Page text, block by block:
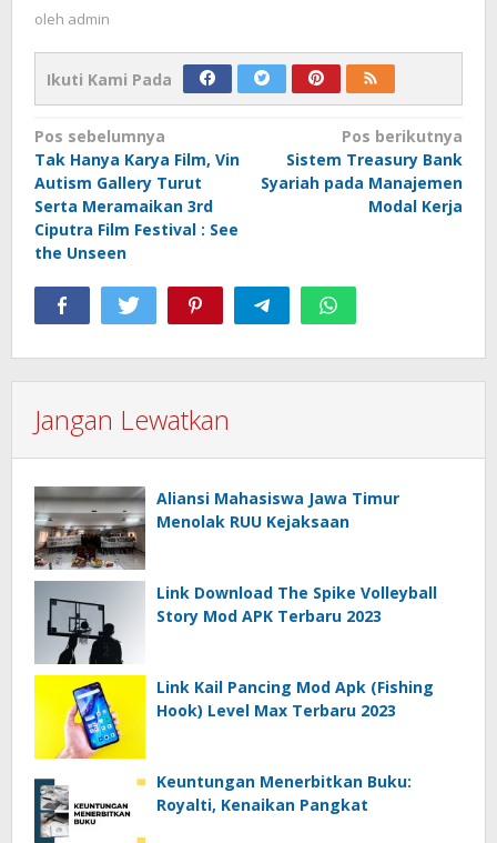
oleh admin
Ikuti Kami Pada
Navigasi
pos
Pos sebelumnya
Tak Hanya Karya Film, Vin
Autism Gallery Turut
Serta Meramaikan 3rd
Ciputra Film Festival : See
the Unseen
Pos berikutnya
Sistem Treasury Bank
Syariah pada Manajemen
Modal Kerja
Jangan Lewatkan
Aliansi Mahasiswa Jawa Timur
Menolak RUU Kejaksaan
Link Download The Spike Volleyball
Story Mod APK Terbaru 2023
Link Kail Pancing Mod Apk (Fishing
Hook) Level Max Terbaru 2023
Keuntungan Menerbitkan Buku:
Royalti, Kenaikan Pangkat